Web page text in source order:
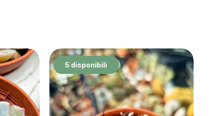
5 disponibili